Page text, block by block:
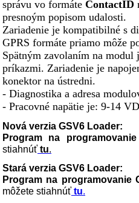
správu vo formáte ContactID
presnoým popisom udalosti.
Zariadenie je kompatibilné s
GPRS formáte priamo môže
Spätným zavolaním na
príkazmi. Zariadenie je
konektor na ústredni.
- Diagnostika a adresa
- Pracovné napätie je: 9-14
Nová verzia GSV6 Loader:
Program na
stiahnúť tu.
Stará verzia GSV6 Loader:
Program na programovanie
môžete stiahnúť tu.